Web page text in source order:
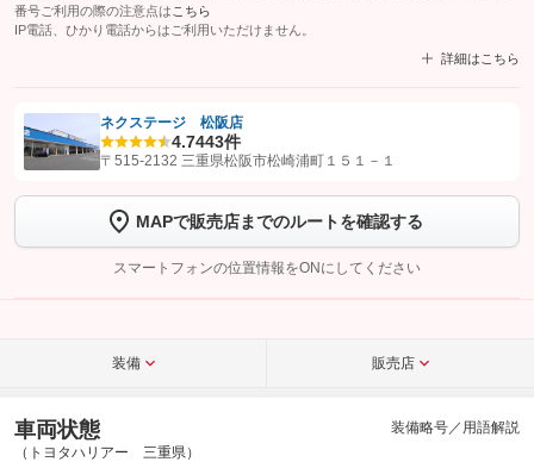
番号ご利用の際の注意点は こちら
IP電話、ひかり電話からはご利用いただけません。
詳細はこちら
【STEP1】認証画面でグーネットを友だち追加してから「許可する」ボタンを押
トーク画面で
ボタンをタップして問い合わせを
完了してください。
こちら
ネクステージ 松阪店
4.7443件
〒515-2132 三重県松阪市松崎浦町１５１－１
MAPで販売店までのルートを確認する
スマートフォンの位置情報をONにしてください
装備 販売店
車両状態
（トヨタハリアー 三重県）
装備略号／用語解説